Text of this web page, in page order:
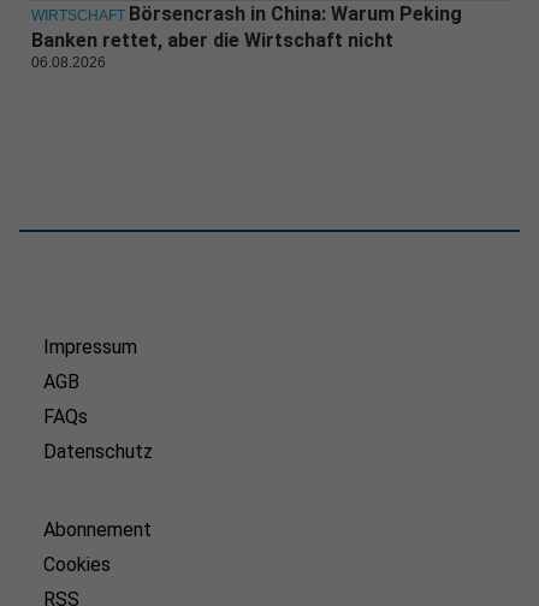
WIRTSCHAFT Börsencrash in China: Warum Peking
Banken rettet, aber die Wirtschaft nicht
06.08.2026
Impressum
AGB
FAQs
Datenschutz
Abonnement
Cookies
RSS